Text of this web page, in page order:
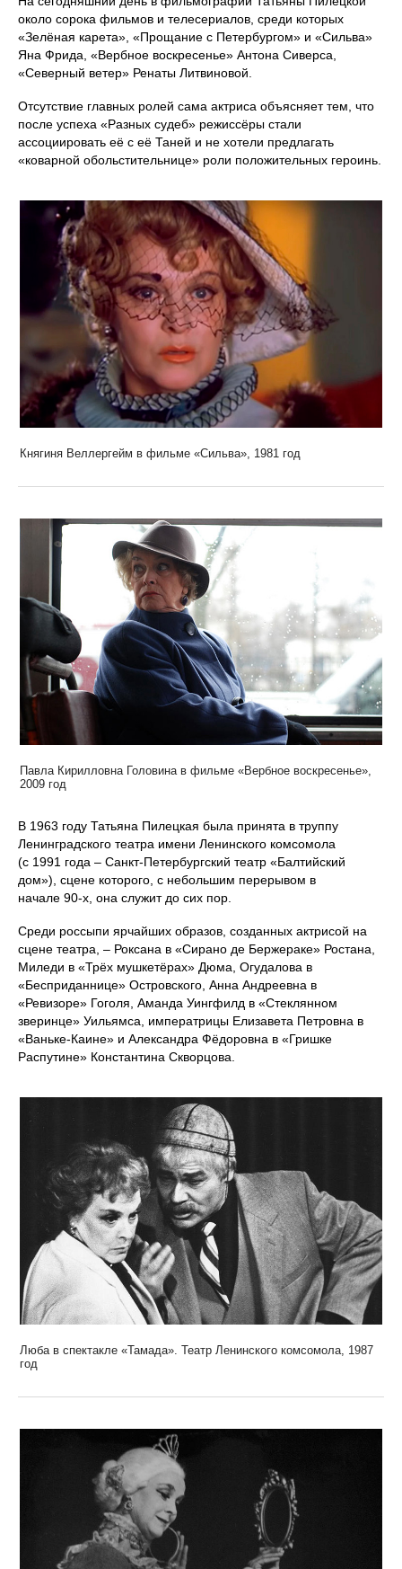
около сорока фильмов и телесериалов, среди которых
«Зелёная карета», «Прощание с Петербургом» и «Сильва»
Яна Фрида, «Вербное воскресенье» Антона Сиверса,
«Северный ветер» Ренаты Литвиновой.
Отсутствие главных ролей сама актриса объясняет тем, что
после успеха «Разных судеб» режиссёры стали
ассоциировать её с её Таней и не хотели предлагать
«коварной обольстительнице» роли положительных героинь.
Княгиня Веллергейм в фильме «Сильва», 1981 год
Павла Кирилловна Головина в фильме «Вербное воскресенье»,
2009 год
В 1963 году Татьяна Пилецкая была принята в труппу
Ленинградского театра имени Ленинского комсомола
(с 1991 года – Санкт‑Петербургский театр «Балтийский
дом»), сцене которого, с небольшим перерывом в
начале 90‑х, она служит до сих пор.
Среди россыпи ярчайших образов, созданных актрисой на
сцене театра, – Роксана в «Сирано де Бержераке» Ростана,
Миледи в «Трёх мушкетёрах» Дюма, Огудалова в
«Бесприданнице» Островского, Анна Андреевна в
«Ревизоре» Гоголя, Аманда Уингфилд в «Стеклянном
зверинце» Уильямса, императрицы Елизавета Петровна в
«Ваньке-Каине» и Александра Фёдоровна в «Гришке
Распутине» Константина Скворцова.
Люба в спектакле «Тамада». Театр Ленинского комсомола, 1987
год